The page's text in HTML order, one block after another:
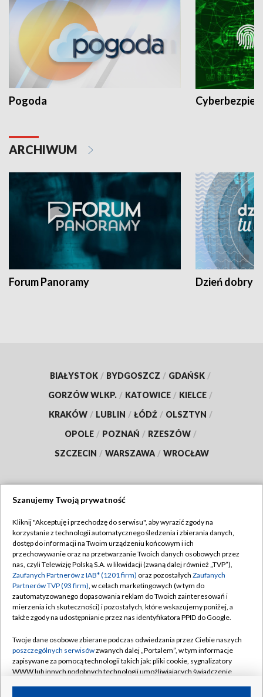
Pogoda
ARCHIWUM
Forum Panoramy Dzień dobry
BIAŁYSTOK / BYDGOSZCZ / GDAŃSK /
GORZÓW WLKP. / KATOWICE / KIELCE /
KRAKÓW / LUBLIN / ŁÓDŹ / OLSZTYN /
OPOLE / POZNAŃ / RZESZÓW /
SZCZECIN / WARSZAWA / WROCŁAW
TVP
Abonament TVP
Emisja w TVP
Centrum informacji TVP
Naziemna Telewizja Cyfrowa
Rada Programowa
System NOS
Informacje o nadawcy
Regulamin TVP
Polityka prywatności
Moje zgody
Pomoc
Kontakt
Kanały
Szanujemy Twoją prywatność
Kliknij "Akceptuję i przechodzę do serwisu", aby wyrazić zgody na
korzystanie z technologii automatycznego śledzenia i zbierania danych,
dostęp do informacji na Twoim urządzeniu końcowym i ich
przechowywanie oraz na przetwarzanie Twoich danych osobowych przez
nas, czyli Telewizję Polską S.A. w likwidacji (zwaną dalej również „TVP”),
Zaufanych Partnerów z IAB* (1201 firm) oraz pozostałych Zaufanych
Partnerów TVP (93 firm), w celach marketingowych (w tym do
zautomatyzowanego dopasowania reklam do Twoich zainteresowań i
mierzenia ich skuteczności) i pozostałych, które wskazujemy poniżej, a
także zgody na udostępnianie przez nas identyfikatora PPID do Google.
Twoje dane osobowe zbierane podczas odwiedzania przez Ciebie naszych
poszczególnych serwisówzwanych dalej „Portalem”, w tym informacje
zapisywane za pomocą technologii takich jak: pliki cookie, sygnalizatory
WWW lub innych podobnych technologii umożliwiających świadczenie